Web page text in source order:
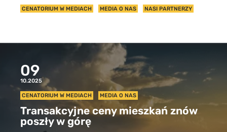
CENATORIUM W MEDIACH MEDIA O NAS NASI PARTNERZY
09
10.2025
CENATORIUM W MEDIACH MEDIA O NAS
Transakcyjne ceny mieszkań znów
poszły w górę